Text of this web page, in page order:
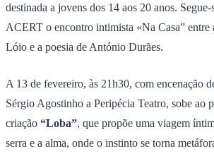
destinada a jovens dos 14 aos 20 anos.
ACERT o encontro intimista «Na Casa” entre
Lóio e a poesia de António Durães.
A 13 de fevereiro, às 21h30, com encenação
Sérgio Agostinho a Peripécia Teatro, sobe ao
criação “Loba”, que propõe uma viagem
serra e a alma, onde o instinto se torna